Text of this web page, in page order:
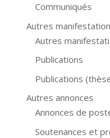
Communiqués
Autres
Autres
Publications
Publications
Autres annonces
Annonces de
Soutenances et